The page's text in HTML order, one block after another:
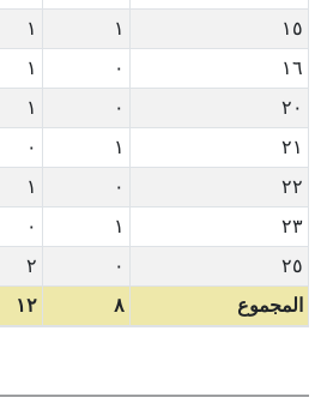
١٥
١ ١
١٦
٠ ١
٢٠
٠ ١
٢١
١ ٠
٢٢
٠ ١
٢٣
١ ٠
٢٥
٠ ٢
المجموع
٨ ١٢